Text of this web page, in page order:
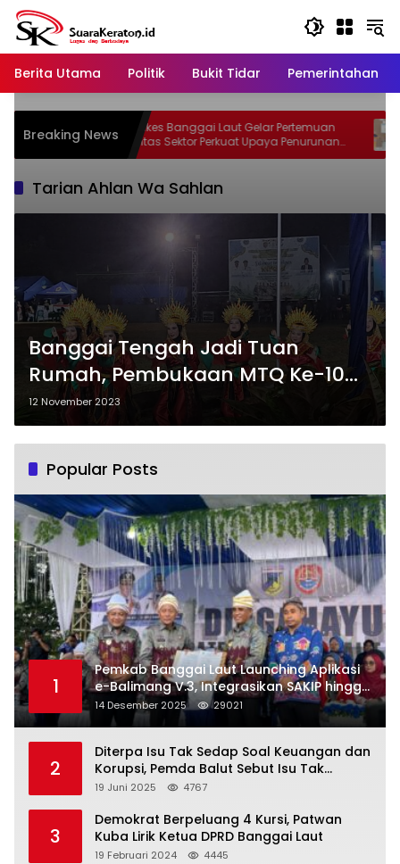
Langsung
konten
Berita Utama
Politik Bukit Tidar Pemerintahan
Breaking NewsDinkes Banggai Laut Gelar Pertemuan
Lintas Sektor Perkuat Upaya Penurunan
Stunting di Banggai Laut
Tarian Ahlan Wa Sahlan
Banggai Tengah Jadi Tuan
Rumah, Pembukaan MTQ Ke-10
Dibuka dengan Tarian Ahlan Wa
Sahlan
12 November 2023
Popular Posts
1
Pemkab Banggai Laut Launching Aplikasi
e-Balimang V.3, Integrasikan SAKIP hingga
Satu Data Layanan Publik
14 Desember 2025 29021
2
Diterpa Isu Tak Sedap Soal Keuangan dan
Korupsi, Pemda Balut Sebut Isu Tak
Berdasar
19 Juni 2025 4767
3
Demokrat Berpeluang 4 Kursi, Patwan
Kuba Lirik Ketua DPRD Banggai Laut
19 Februari 2024 4445